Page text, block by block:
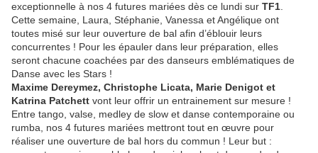
exceptionnelle à nos 4 futures mariées dès ce lundi sur TF1
Cette semaine, Laura, Stéphanie, Vanessa et Angélique ont
toutes misé sur leur ouverture de bal afin d’éblouir leurs
concurrentes ! Pour les épauler dans leur préparation, elles
seront chacune coachées par des danseurs emblématiques de
Danse avec les Stars !
Maxime Dereymez, Christophe Licata, Marie Denigot et
Katrina Patchett vont leur offrir un entrainement sur mesure !
Entre tango, valse, medley de slow et danse contemporaine ou
rumba, nos 4 futures mariées mettront tout en œuvre pour
réaliser une ouverture de bal hors du commun ! Leur but :